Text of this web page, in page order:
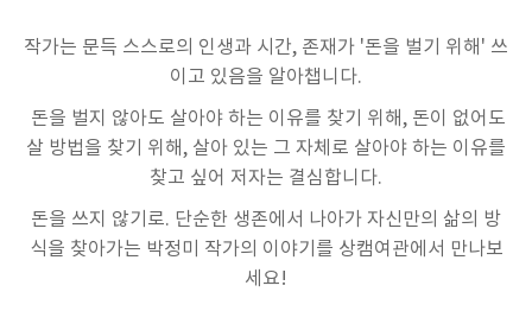
작가는 문득 스스로의 인생과 시간, 존재가 '돈을 벌기 위해' 쓰
이고 있음을 알아챕니다.
돈을 벌지 않아도 살아야 하는 이유를 찾기 위해, 돈이 없어도
살 방법을 찾기 위해, 살아 있는 그 자체로 살아야 하는 이유를
찾고 싶어 저자는 결심합니다.
돈을 쓰지 않기로. 단순한 생존에서 나아가 자신만의 삶의 방
식을 찾아가는 박정미 작가의 이야기를 상캠여관에서 만나보
세요!